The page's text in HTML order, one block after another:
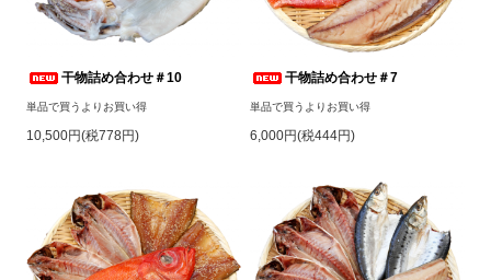
干物詰め合わせ＃10
単品で買うよりお買い得
10,500円(税778円)
干物詰め合わせ＃7
単品で買うよりお買い得
6,000円(税444円)